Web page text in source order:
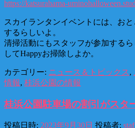
https://katsurahama-
スカイランタンイベントには、お
するらしいよ。
清掃活動にもスタッフが参加する
してHappyお掃除しよか。
カテゴリー: ニュース＆トピックス,
情報, 桂浜公園の情報
桂浜公園駐車場の割引がスタ
投稿日時: 2023年9月30日 投稿者: